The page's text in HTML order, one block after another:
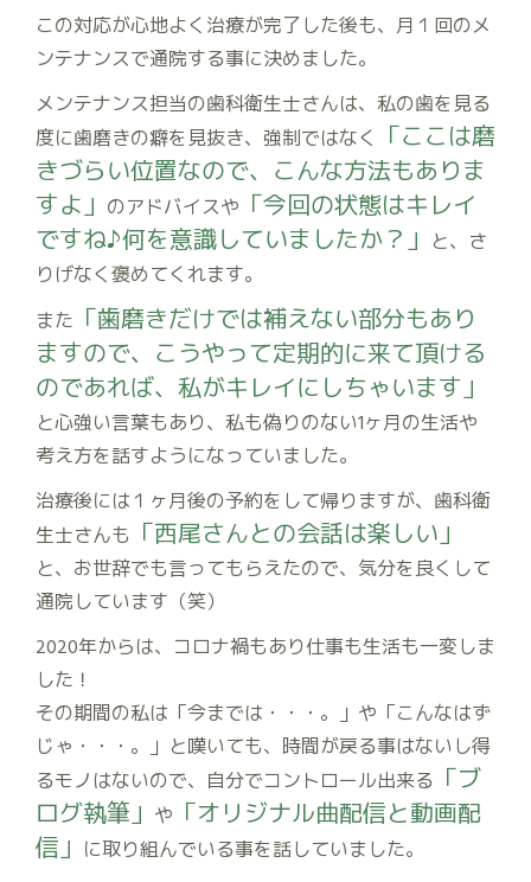
この対応が心地よく治療が完了した後も、月１回のメ
ンテナンスで通院する事に決めました。
メンテナンス担当の歯科衛生士さんは、私の歯を見る
度に歯磨きの癖を見抜き、強制ではなく 「ここは磨
きづらい位置なので、こんな方法もありま
すよ」 のアドバイスや 「今回の状態はキレイ
ですね♪何を意識していましたか？」 と、さ
りげなく褒めてくれます。
また 「歯磨きだけでは補えない部分もあり
ますので、こうやって定期的に来て頂ける
のであれば、私がキレイにしちゃいます」
と心強い言葉もあり、私も偽りのない1ヶ月の生活や
考え方を話すようになっていました。
治療後には１ヶ月後の予約をして帰りますが、歯科衛
生士さんも 「西尾さんとの会話は楽しい」
と、お世辞でも言ってもらえたので、気分を良くして
通院しています（笑）
2020年からは、コロナ禍もあり仕事も生活も一変しま
した！
その期間の私は「今までは・・・。」や「こんなはず
じゃ・・・。」と嘆いても、時間が戻る事はないし得
るモノはないので、自分でコントロール出来る 「ブ
ログ執筆」 や 「オリジナル曲配信と動画配
信」 に取り組んでいる事を話していました。